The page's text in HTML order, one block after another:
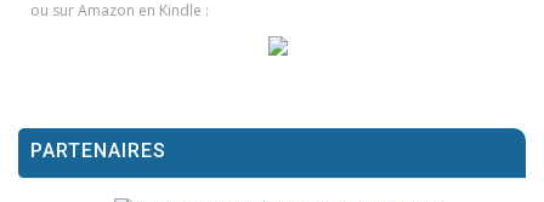
ou sur Amazon en Kindle :
PARTENAIRES